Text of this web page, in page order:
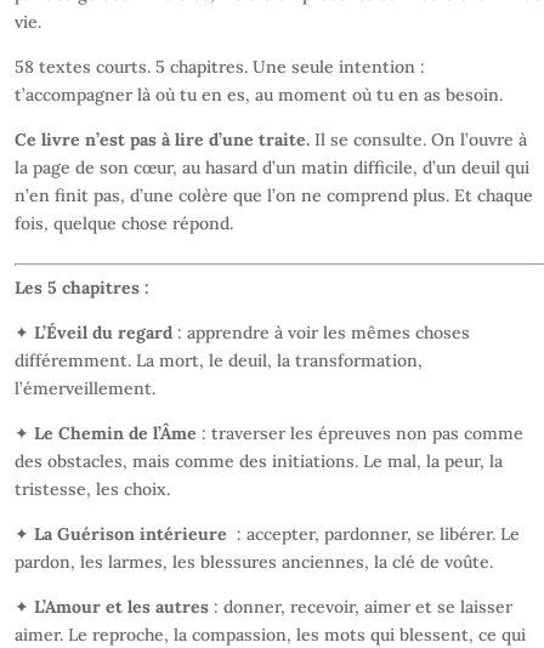
vie.
58 textes courts. 5 chapitres. Une seule intention :
t’accompagner là où tu en es, au moment où tu en as besoin.
Ce livre n’est pas à lire d’une traite. Il se consulte. On l’ouvre à
la page de son cœur, au hasard d’un matin difficile, d’un deuil qui
n’en finit pas, d’une colère que l’on ne comprend plus. Et chaque
fois, quelque chose répond.
Les 5 chapitres :
✦ L’Éveil du regard : apprendre à voir les mêmes choses
différemment. La mort, le deuil, la transformation,
l’émerveillement.
✦ Le Chemin de l’Âme : traverser les épreuves non pas comme
des obstacles, mais comme des initiations. Le mal, la peur, la
tristesse, les choix.
✦ La Guérison intérieure : accepter, pardonner, se libérer. Le
pardon, les larmes, les blessures anciennes, la clé de voûte.
✦ L’Amour et les autres : donner, recevoir, aimer et se laisser
aimer. Le reproche, la compassion, les mots qui blessent, ce qui